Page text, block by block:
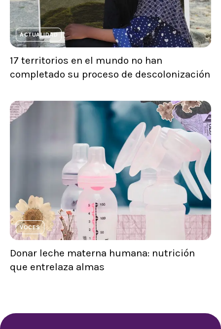
ACTUALIDAD
17 territorios en el mundo no han
completado su proceso de descolonización
VOCES
Donar leche materna humana: nutrición
que entrelaza almas